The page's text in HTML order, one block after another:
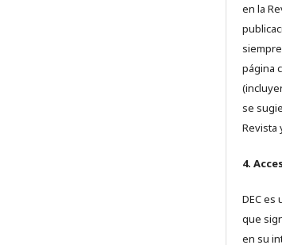
en la
página
se
Revista
4.
DEC es
que
en su